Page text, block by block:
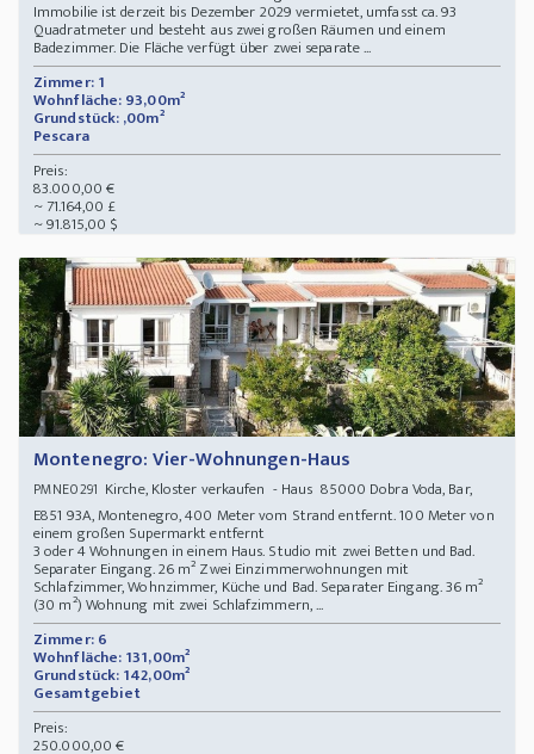
Immobilie ist derzeit bis Dezember 2029 vermietet, umfasst ca. 93
Quadratmeter und besteht aus zwei großen Räumen und einem
Badezimmer. Die Fläche verfügt über zwei separate ...
Zimmer: 1
Wohnfläche: 93,00m²
Grundstück: ,00m²
Pescara
Preis:
83.000,00 €
~ 71.164,00 £
~ 91.815,00 $
Montenegro: Vier-Wohnungen-Haus
PMNE0291 Kirche, Kloster verkaufen - Haus 85000 Dobra Voda, Bar,
E851 93A, Montenegro, 400 Meter vom Strand entfernt. 100 Meter von
einem großen Supermarkt entfernt
3 oder 4 Wohnungen in einem Haus. Studio mit zwei Betten und Bad.
Separater Eingang. 26 m² Zwei Einzimmerwohnungen mit
Schlafzimmer, Wohnzimmer, Küche und Bad. Separater Eingang. 36 m²
(30 m²) Wohnung mit zwei Schlafzimmern, ...
Zimmer: 6
Wohnfläche: 131,00m²
Grundstück: 142,00m²
Gesamtgebiet
Preis:
250.000,00 €